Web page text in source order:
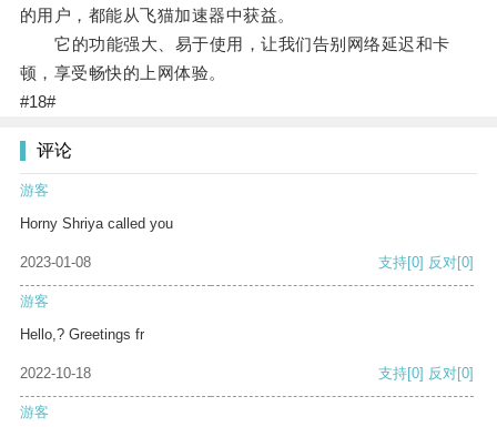
的用户，都能从飞猫加速器中获益。
它的功能强大、易于使用，让我们告别网络延迟和卡
顿，享受畅快的上网体验。
#18#
评论
游客
Horny Shriya called you
2023-01-08 支持[0] 反对[0]
游客
Hello,? Greetings fr
2022-10-18 支持[0] 反对[0]
游客